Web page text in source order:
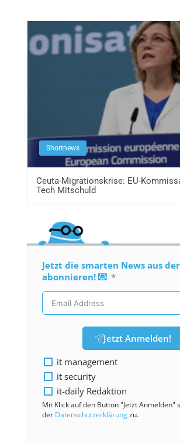
Shortnews
Ceuta-Migrationskrise: EU-
Tech Mitschuld
Jetzt die smarten News aus
abonnieren! 💌
Jetzt Anmelden!
it management
it security
it-daily Redaktion
Mit Klick auf den Button "Jetzt Anmelden"
der Datenschutzerklärungzu.